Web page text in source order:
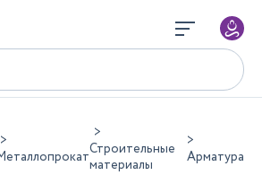
Строительные
материалы
Арматура